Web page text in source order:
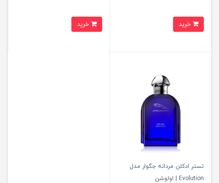
تستر ادکلن مردانه جگوار مدل
Evolution | اولوشن